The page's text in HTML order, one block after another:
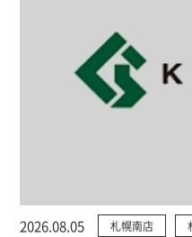
2026.08.05 札幌南店